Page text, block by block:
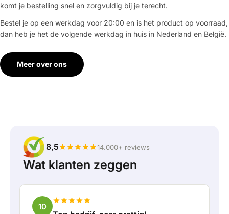
komt je bestelling snel en zorgvuldig bij je terecht.
Bestel je op een werkdag voor 20:00 en is het product op voorraad,
dan heb je het de volgende werkdag in huis in Nederland en België.
Meer over ons
8,5 14.000+ reviews
Wat klanten zeggen
10